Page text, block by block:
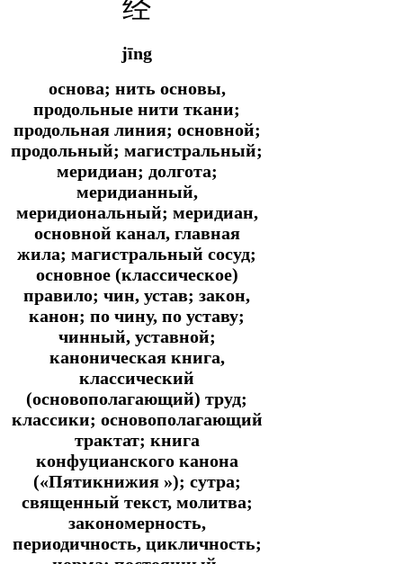
经
jīng
основа; нить основы,
продольные нити ткани;
продольная линия; основной;
продольный; магистральный;
меридиан; долгота;
меридианный,
меридиональный; меридиан,
основной канал, главная
жила; магистральный сосуд;
основное (классическое)
правило; чин, устав; закон,
канон; по чину, по уставу;
чинный, уставной;
каноническая книга,
классический
(основополагающий) труд;
классики; основополагающий
трактат; книга
конфуцианского канона
(«Пятикнижия »); сутра;
священный текст, молитва;
закономерность,
периодичность, цикличность;